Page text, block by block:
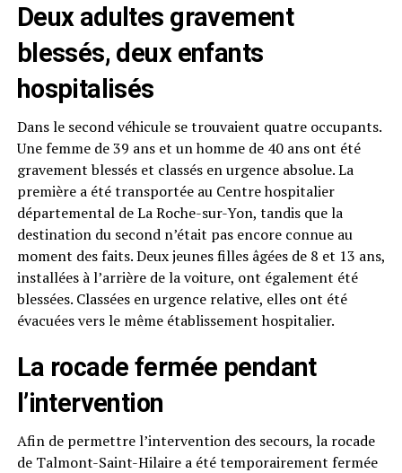
Deux adultes gravement
blessés, deux enfants
hospitalisés
Dans le second véhicule se trouvaient quatre occupants.
Une femme de 39 ans et un homme de 40 ans ont été
gravement blessés et classés en urgence absolue. La
première a été transportée au Centre hospitalier
départemental de La Roche-sur-Yon, tandis que la
destination du second n’était pas encore connue au
moment des faits. Deux jeunes filles âgées de 8 et 13 ans,
installées à l’arrière de la voiture, ont également été
blessées. Classées en urgence relative, elles ont été
évacuées vers le même établissement hospitalier.
La rocade fermée pendant
l’intervention
Afin de permettre l’intervention des secours, la rocade
de Talmont-Saint-Hilaire a été temporairement fermée